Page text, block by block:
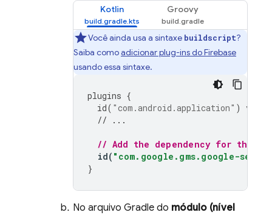
Kotlin Groovy
Você ainda usa a sintaxe buildscript?
Saiba comoadicionar plug-ins do Firebase
usando essa sintaxe.
plugins {
id( "com.android.application" )
// ...
// Add the dependency for the
id( "com.google.gms.google-
}
No arquivo Gradle do módulo (nível